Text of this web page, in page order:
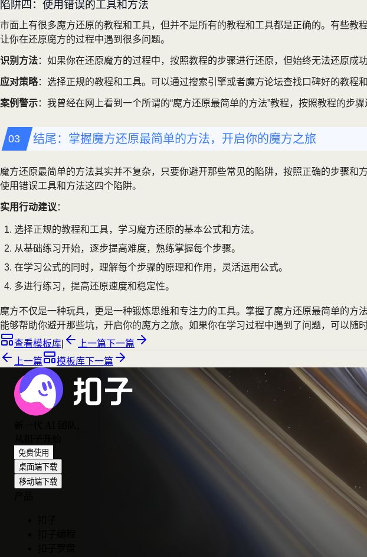
陷阱四：使用错误的工具和方法
市面上有很多魔方还原的教程和工具，但并不是所有的教程和工具都是正确的。有些
让你在还原魔方的过程中遇到很多问题。
识别方法：如果你在还原魔方的过程中，按照教程的步骤进行还原，但始终无法还原成
应对策略：选择正规的教程和工具。可以通过搜索引擎或者魔方论坛查找口碑好的教程
案例警示：我曾经在网上看到一个所谓的“魔方还原最简单的方法”教程，按照教程的步
结尾：掌握魔方还原最简单的方法，开启你的魔方之旅
魔方还原最简单的方法其实并不复杂，只要你避开那些常见的陷阱，按照正确的步骤
使用错误工具和方法这四个陷阱。
实用行动建议 ：
选择正规的教程和工具，学习魔方还原的基本公式和方法。
从基础练习开始，逐步提高难度，熟练掌握每个步骤。
在学习公式的同时，理解每个步骤的原理和作用，灵活运用公式。
多进行练习，提高还原速度和稳定性。
魔方不仅是一种玩具，更是一种锻炼思维和专注力的工具。掌握了魔方还原最简单的
能够帮助你避开那些坑，开启你的魔方之旅。如果你在学习过程中遇到了问题，可以随
查看模板库
上一篇下一篇
上一篇
模板库下一篇
免费使用
桌面端下载
移动端下载